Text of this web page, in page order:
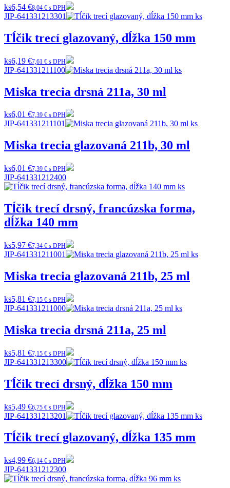
ks6,54 €8,04 € s DPH
JIP-641331213301
Tĺčik trecí glazovaný, dĺžka 150 mm
ks6,19 €7,61 € s DPH
JIP-641331211100
Miska trecia drsná 211a, 30 ml
ks6,01 €7,39 € s DPH
JIP-641331211101
Miska trecia glazovaná 211b, 30 ml
ks6,01 €7,39 € s DPH
JIP-641331212400
Tĺčik trecí drsný, francúzska forma,
dĺžka 140 mm
ks5,97 €7,34 € s DPH
JIP-641331211001
Miska trecia glazovaná 211b, 25 ml
ks5,81 €7,15 € s DPH
JIP-641331211000
Miska trecia drsná 211a, 25 ml
ks5,81 €7,15 € s DPH
JIP-641331213300
Tĺčik trecí drsný, dĺžka 150 mm
ks5,49 €6,75 € s DPH
JIP-641331213201
Tĺčik trecí glazovaný, dĺžka 135 mm
ks4,99 €6,14 € s DPH
JIP-641331212300